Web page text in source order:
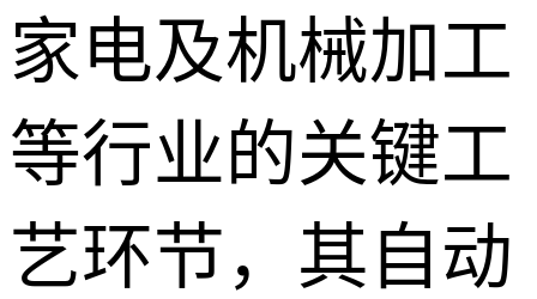
家电及机械加工
等行业的关键工
艺环节，其自动